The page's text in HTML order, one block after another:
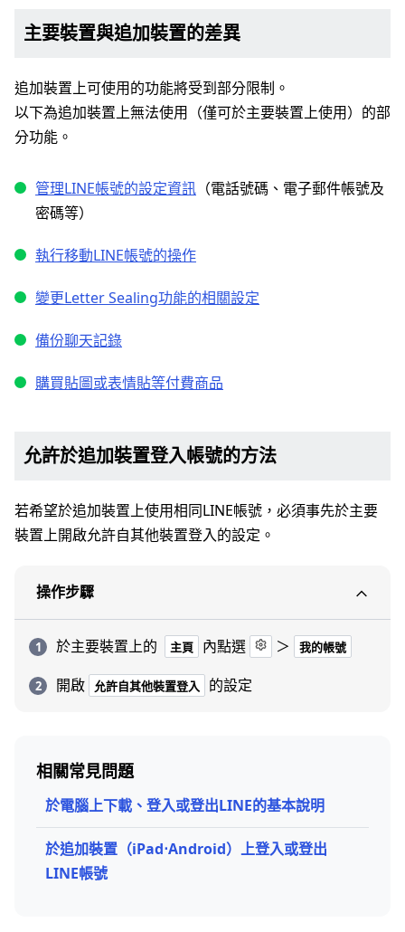
主要裝置與追加裝置的差異
追加裝置上可使用的功能將受到部分限制。
以下為追加裝置上無法使用（僅可於主要裝置上使用）的部
分功能。
管理LINE帳號的設定資訊 （電話號碼、電子郵件帳號及
密碼等）
執行移動LINE帳號的操作
變更Letter Sealing功能的相關設定
備份聊天記錄
購買貼圖或表情貼等付費商品
允許於追加裝置登入帳號的方法
若希望於追加裝置上使用相同LINE帳號，必須事先於主要
裝置上開啟允許自其他裝置登入的設定。
操作步驟
於主要裝置上的 主頁 內點選 ＞ 我的帳號
開啟 允許自其他裝置登入 的設定
相關常見問題
於電腦上下載、登入或登出LINE的基本說明
於追加裝置（iPad⋅Android）上登入或登出
LINE帳號